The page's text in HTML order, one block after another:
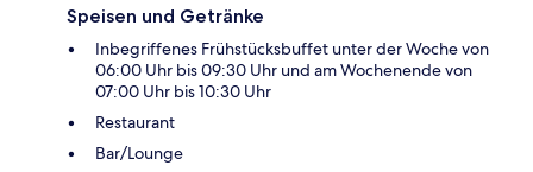
Speisen und Getränke
Inbegriffenes Frühstücksbuffet unter der Woche von
06:00 Uhr bis 09:30 Uhr und am Wochenende von
07:00 Uhr bis 10:30 Uhr
Restaurant
Bar/Lounge